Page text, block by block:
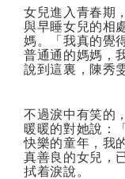
女兒進入青春期
與早睡女兒的相
媽。「我真的覺
普通通的媽媽，
說到這裏，陳秀
不過淚中有笑的
暖暖的對她說：
快樂的童年，我
真善良的女兒，
拭着淚說。